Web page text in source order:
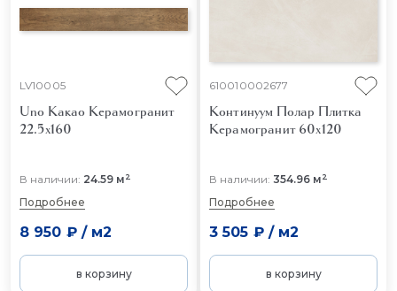
LV10005
Uno Какао Керамогранит
22.5x160
В наличии: 24.59 м2
Подробнее
8 950 ₽/ м2
в корзину
610010002677
Континуум Полар Плитка
Керамогранит 60x120
В наличии: 354.96 м2
Подробнее
3 505 ₽/ м2
в корзину